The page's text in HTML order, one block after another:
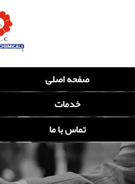
صفحه اصلی
خدمات
تماس با ما